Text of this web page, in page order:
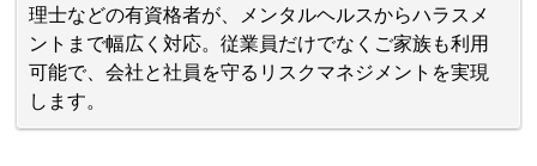
理士などの有資格者が、メンタルヘルスからハラスメ
ントまで幅広く対応。従業員だけでなくご家族も利用
可能で、会社と社員を守るリスクマネジメントを実現
します。